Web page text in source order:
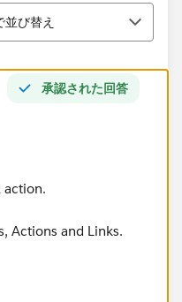
並び替え
承認された回答
action.
Actions and Links.